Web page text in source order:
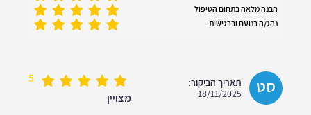
הבנה מלאה בתחום הטיפול
נהג/ה בנועם וברגישות
סט
תאריך הביקור:
18/11/2025
5
מצויין